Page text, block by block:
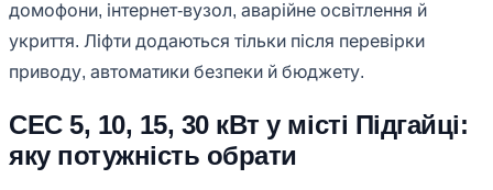
домофони, інтернет-вузол, аварійне освітлення й
укриття. Ліфти додаються тільки після перевірки
приводу, автоматики безпеки й бюджету.
СЕС 5, 10, 15, 30 кВт у місті Підгайці:
яку потужність обрати